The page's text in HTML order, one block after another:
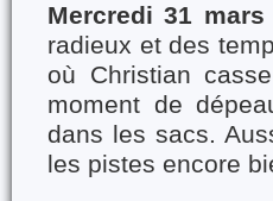
Mercredi 31 mars
radieux et des
où Christian
moment de
dans les sacs.
les pistes encore